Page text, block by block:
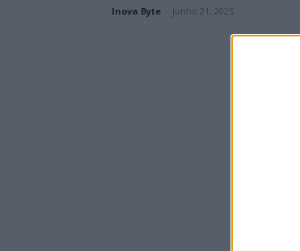
Inova Byte junho 21, 2025